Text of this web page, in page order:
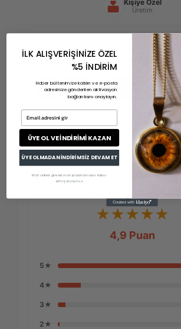
Kişiye Özel
Üretim
WhatsApp Müşteri
Memnuniyetleri
❮
★★★★★
4,9 Puan
5★
4★
3★
2★
İLK ALIŞVERİŞİNİZE ÖZEL
%5 İNDİRİM
Haber bültenimize katılın ve e-posta
adresinize gönderilen aktivasyon
bağlantısını onaylayın.
Email adresini gir
ÜYE OL VE İNDİRİMİ KAZAN
ÜYE OLMADAN İNDİRİMSİZ DEVAM ET
Mail adresi girerek mail pazarlamasını kabul
etmiş olursunuz.